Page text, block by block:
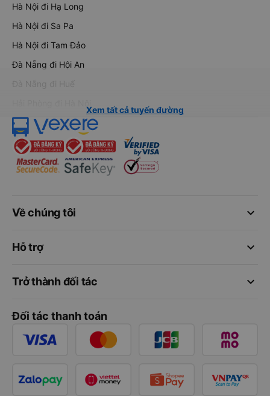
Hà Nội đi Hạ Long
Hà Nội đi Sa Pa
Hà Nội đi Tam Đảo
Đà Nẵng đi Hội An
Đà Nẵng đi Huế
Xem tất cả tuyến đường
keyboard_arrow_down
Về chúng tôi
keyboard_arrow_down
Hỗ trợ
keyboard_arrow_down
Trở thành đối tác
Đối tác thanh toán